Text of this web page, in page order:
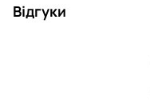
Відгуки